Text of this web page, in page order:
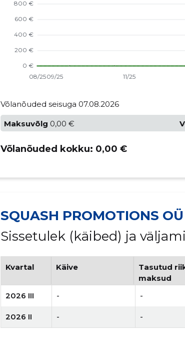
Võlanõuded seisuga 07.08.2026
Maksuvõlg 0,00 €
Võlanõuded kokku: 0,00 €
SQUASH PROMOTIONS OÜ
Sissetulek (käibed) ja
Kvartal Käive
Tasutud
maksud
2026 III - -
2026 II - -